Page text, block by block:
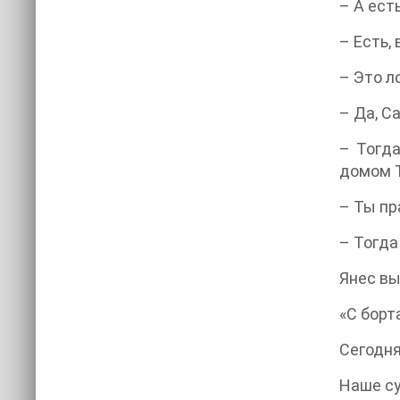
– А
– Есть,
– Это
– Да,
–
домом
– Ты
–
Янес
«С
Наше